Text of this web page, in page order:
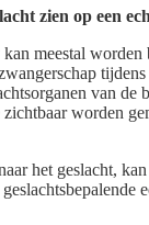
zien op een
meestal worden
van de
worden
het geslacht, kan